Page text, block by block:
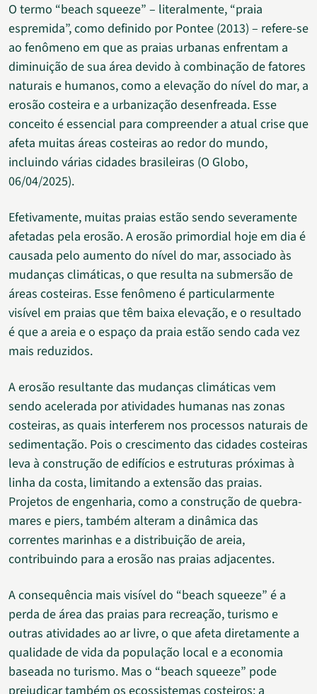
O termo “beach squeeze” – literalmente, “praia
espremida”, como definido por Pontee (2013) – refere-se
ao fenômeno em que as praias urbanas enfrentam a
diminuição de sua área devido à combinação de fatores
naturais e humanos, como a elevação do nível do mar, a
erosão costeira e a urbanização desenfreada. Esse
conceito é essencial para compreender a atual crise que
afeta muitas áreas costeiras ao redor do mundo,
incluindo várias cidades brasileiras (O Globo,
06/04/2025).
Efetivamente, muitas praias estão sendo severamente
afetadas pela erosão. A erosão primordial hoje em dia é
causada pelo aumento do nível do mar, associado às
mudanças climáticas, o que resulta na submersão de
áreas costeiras. Esse fenômeno é particularmente
visível em praias que têm baixa elevação, e o resultado
é que a areia e o espaço da praia estão sendo cada vez
mais reduzidos.
A erosão resultante das mudanças climáticas vem
sendo acelerada por atividades humanas nas zonas
costeiras, as quais interferem nos processos naturais de
sedimentação. Pois o crescimento das cidades costeiras
leva à construção de edifícios e estruturas próximas à
linha da costa, limitando a extensão das praias.
Projetos de engenharia, como a construção de quebra-
mares e piers, também alteram a dinâmica das
correntes marinhas e a distribuição de areia,
contribuindo para a erosão nas praias adjacentes.
A consequência mais visível do “beach squeeze” é a
perda de área das praias para recreação, turismo e
outras atividades ao ar livre, o que afeta diretamente a
qualidade de vida da população local e a economia
baseada no turismo. Mas o “beach squeeze” pode